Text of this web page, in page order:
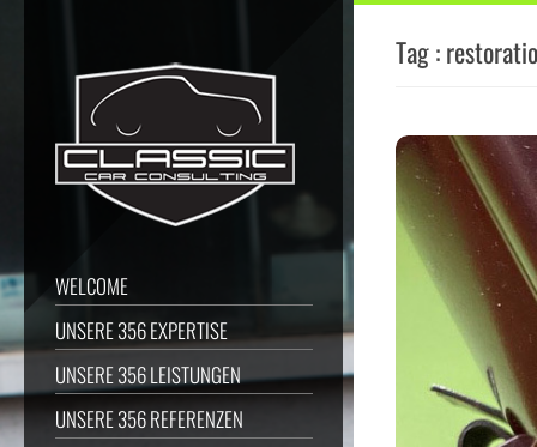
WELCOME
UNSERE 356 EXPERTISE
UNSERE 356 LEISTUNGEN
UNSERE 356 REFERENZEN
Tag :